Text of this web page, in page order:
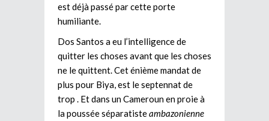
est déjà passé par cette porte
humiliante.
Dos Santos a eu l’intelligence de
quitter les choses avant que les choses
ne le quittent. Cet énième mandat de
plus pour Biya, est le septennat de
trop . Et dans un Cameroun en proie à
la poussée séparatisteambazonienne